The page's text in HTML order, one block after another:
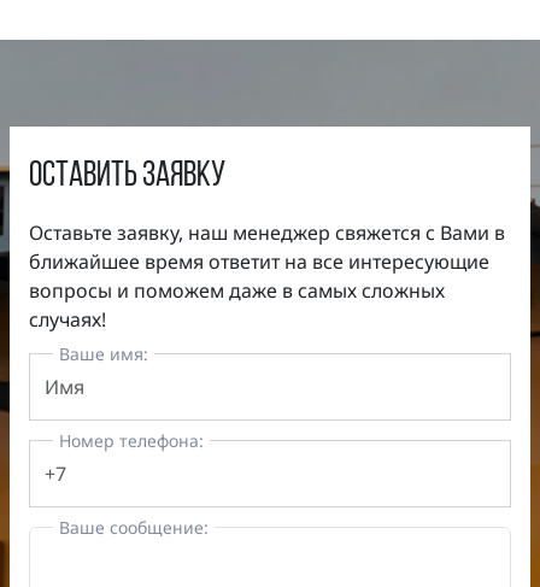
оставить заявку
Оставьте заявку, наш менеджер свяжется с Вами в
ближайшее время ответит на все интересующие
вопросы и поможем даже в самых сложных
случаях!
Ваше имя:
Номер телефона:
Ваше сообщение: